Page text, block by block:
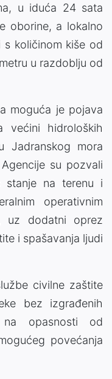
u iduća 24 sata
oborine, a lokalno
s količinom kiše od
u razdoblju od
moguća je pojava
većini hidroloških
Jadranskog mora
su pozvali
stanje na terenu i
operativnim
uz dodatni oprez
i spašavanja ljudi
civilne zaštite
bez izgrađenih
na opasnosti od
povećanja